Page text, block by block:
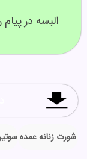
البسه در
شورت زنانه عمده